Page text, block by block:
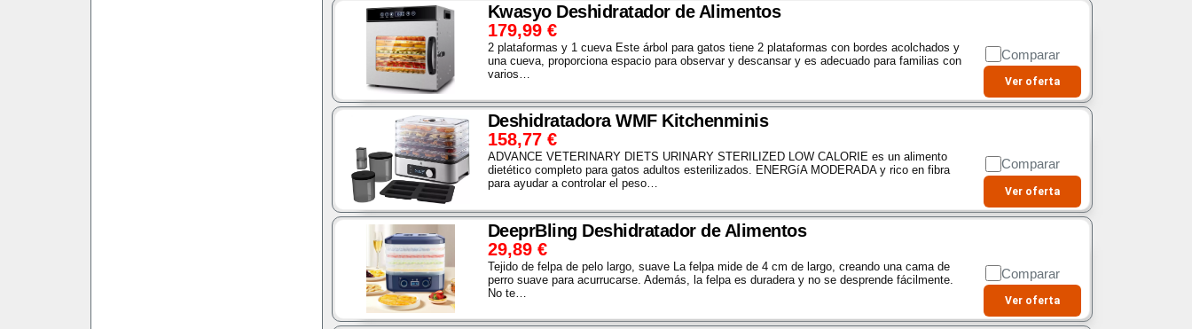
Kwasyo Deshidratador de Alimentos
179,99 €
2 plataformas y 1 cueva Este árbol para gatos tiene 2 plataformas con bordes acolchados y
una cueva, proporciona espacio para observar y descansar y es adecuado para familias con
varios…
Comparar
Ver oferta
Deshidratadora WMF Kitchenminis
158,77 €
ADVANCE VETERINARY DIETS URINARY STERILIZED LOW CALORIE es un alimento
dietético completo para gatos adultos esterilizados. ENERGíA MODERADA y rico en fibra
para ayudar a controlar el peso…
Comparar
Ver oferta
DeeprBling Deshidratador de Alimentos
29,89 €
Tejido de felpa de pelo largo, suave La felpa mide de 4 cm de largo, creando una cama de
perro suave para acurrucarse. Además, la felpa es duradera y no se desprende fácilmente.
No te…
Comparar
Ver oferta